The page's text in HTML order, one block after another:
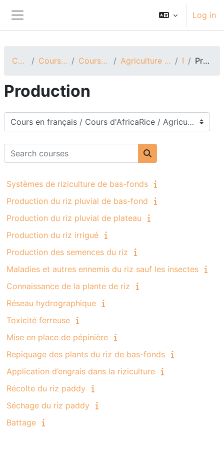
Side panel
Log in
Courses Cours en français Cours d'AfricaRice Agriculture et transformation Riz Production
Production
Course categories
Search courses
Search courses
Systèmes de riziculture de bas-fonds
Production du riz pluvial de bas-fond
Production du riz pluvial de plateau
Production du riz irrigué
Production des semences du riz
Maladies et autres ennemis du riz sauf les insectes
Connaissance de la plante de riz
Réseau hydrographique
Toxicité ferreuse
Mise en place de pépinière
Repiquage des plants du riz de bas-fonds
Application d’engrais dans la riziculture
Récolte du riz paddy
Séchage du riz paddy
Battage